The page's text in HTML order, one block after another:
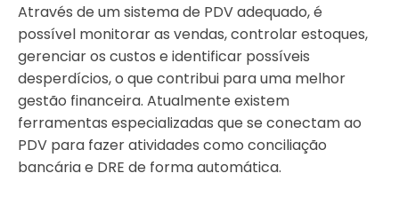
Através de um sistema de PDV adequado, é
possível monitorar as vendas, controlar estoques,
gerenciar os custos e identificar possíveis
desperdícios, o que contribui para uma melhor
gestão financeira. Atualmente existem
ferramentas especializadas que se conectam ao
PDV para fazer atividades como conciliação
bancária e DRE de forma automática.